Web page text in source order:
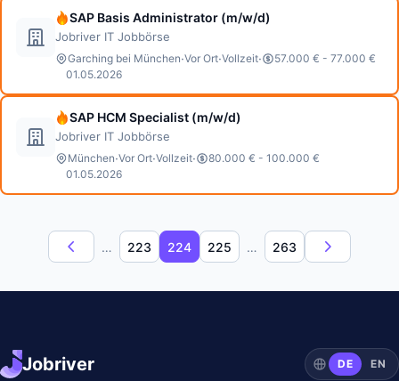
SAP Basis Administrator (m/w/d)
Jobriver IT Jobbörse
Garching bei München·Vor Ort·Vollzeit·
57.000 € - 77.000 €
01.05.2026
SAP HCM Specialist (m/w/d)
Jobriver IT Jobbörse
München·Vor Ort·Vollzeit·
80.000 € - 100.000 €
01.05.2026
… 223 224 225 … 263
Jobriver DE EN